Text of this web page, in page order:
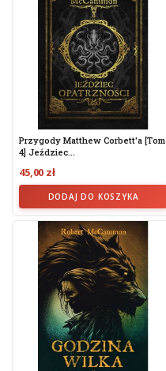
Przygody Matthew Corbett'a [tom
4] Jeździec...
45,00 zł
DODAJ DO KOSZYKA